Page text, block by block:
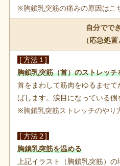
※胸鎖乳突筋の痛みの原因はこ
自分でで
（応急処置
[ 方法１]
胸鎖乳突筋（首）のストレッチ
首をまわして筋肉をゆるませ
ばします。涙目になっている側
※胸鎖乳突筋ストレッチのやり
[ 方法２]
胸鎖乳突筋を温める
上記イラスト（胸鎖乳突筋）